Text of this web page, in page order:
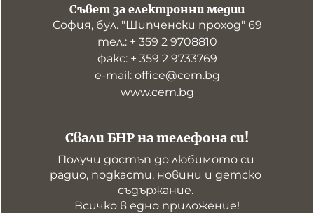
Свали БНР на телефона си!
Получи достъп до любимото си
радио, подкасти, новини и детско
съдържание.
Всичко в едно приложение!
Съвет за електронни медии
София, бул. "Шипченски проход" 69
тел.: + 359 2 9708810
факс: + 359 2 9733769
е-mail: office@cem.bg
www.cem.bg